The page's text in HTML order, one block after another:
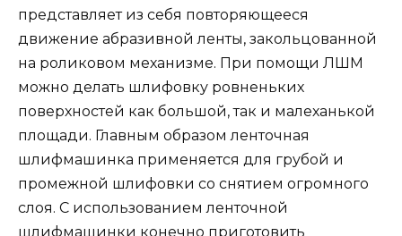
представляет из себя повторяющееся
движение абразивной ленты, закольцованной
на роликовом механизме. При помощи ЛШМ
можно делать шлифовку ровненьких
поверхностей как большой, так и малеханькой
площади. Главным образом ленточная
шлифмашинка применяется для грубой и
промежной шлифовки со снятием огромного
слоя. С использованием ленточной
шлифмашинки конечно приготовить